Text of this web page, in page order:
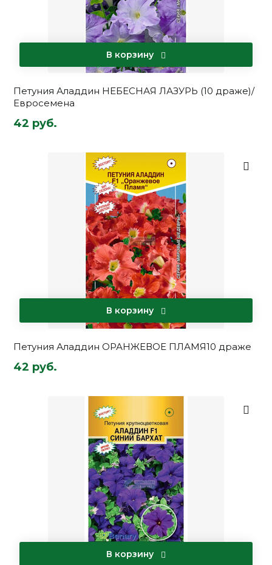
В корзину
Петуния Аладдин НЕБЕСНАЯ ЛАЗУРЬ (10 драже)/
Евросемена
42 руб.
В корзину
Петуния Аладдин ОРАНЖЕВОЕ ПЛАМЯ10 драже
42 руб.
В корзину